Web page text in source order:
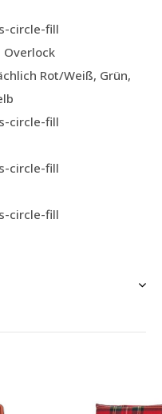
circle-fill
Overlock
Rot/Weiß, Grün,
circle-fill
circle-fill
circle-fill